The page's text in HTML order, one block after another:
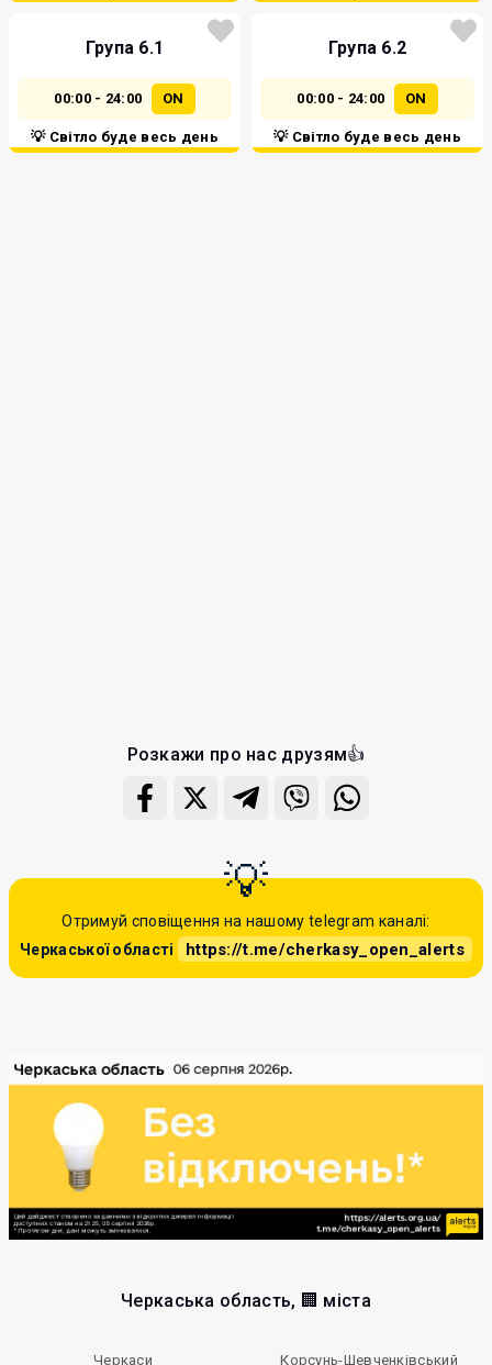
Група 6.1
00:00 - 24:00 ON
💡 Світло буде весь день
Група 6.2
00:00 - 24:00 ON
💡 Світло буде весь день
Розкажи про нас друзям👍
Отримуй сповіщення на нашому telegram каналі:
Черкаської області
https://t.me/cherkasy_open_alerts
Черкаська область, 🏢 міста
Черкаси Корсунь-Шевченківський